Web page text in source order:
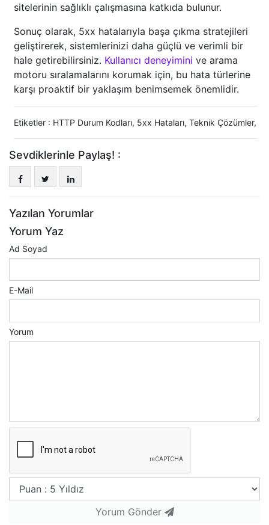
sitelerinin sağlıklı çalışmasına katkıda bulunur.
Sonuç olarak, 5xx hatalarıyla başa çıkma stratejileri
geliştirerek, sistemlerinizi daha güçlü ve verimli bir
hale getirebilirsiniz. Kullanıcı deneyimini ve arama
motoru sıralamalarını korumak için, bu hata türlerine
karşı proaktif bir yaklaşım benimsemek önemlidir.
Etiketler : HTTP Durum Kodları, 5xx Hataları, Teknik Çözümler,
Sevdiklerinle Paylaş! :
Yazılan Yorumlar
Yorum Yaz
Ad Soyad
E-Mail
Yorum
Yorum Gönder